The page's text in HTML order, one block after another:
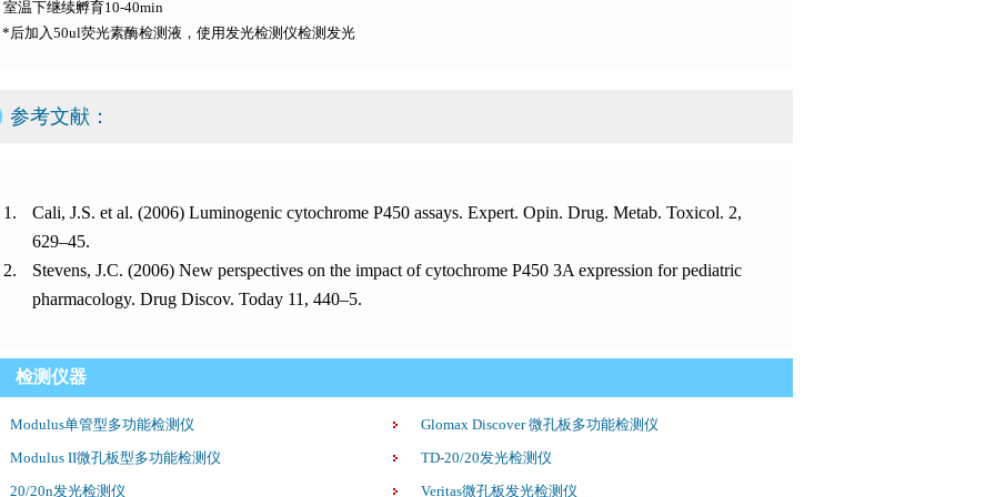
室温下继续孵育10-40min
*后加入50ul荧光素酶检测液，使用发光检测仪检测发光
参考文献：
Cali, J.S. et al. (2006) Luminogenic cytochrome P450 assays. Expert. Opin. Drug. Metab. Toxicol. 2,
629–45.
Stevens, J.C. (2006) New perspectives on the impact of cytochrome P450 3A expression for pediatric
pharmacology. Drug Discov. Today 11, 440–5.
检测仪器
Modulus单管型多功能检测仪
Glomax Discover 微孔板多功能检测仪
Modulus II微孔板型多功能检测仪
TD-20/20发光检测仪
20/20n发光检测仪
Veritas微孔板发光检测仪